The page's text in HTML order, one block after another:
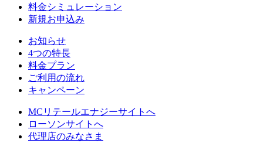
料金シミュレーション
新規お申込み
お知らせ
4つの特長
料金プラン
ご利用の流れ
キャンペーン
MCリテールエナジーサイトへ
ローソンサイトへ
代理店のみなさま